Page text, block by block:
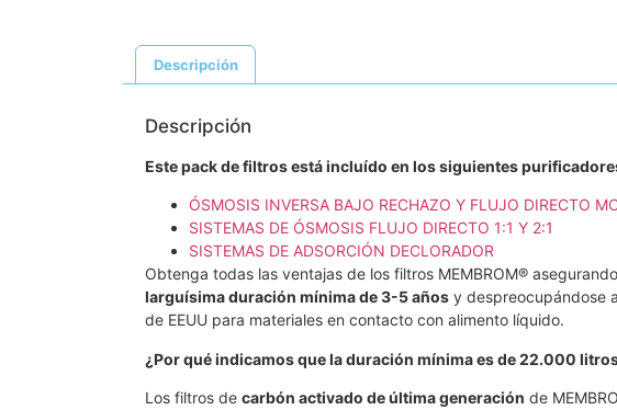
Descripción
Descripción
Este pack de filtros está incluído en los siguientes
ÓSMOSIS INVERSA BAJO RECHAZO Y FLUJO DIRECTO
SISTEMAS DE ÓSMOSIS FLUJO DIRECTO 1:1 Y 2:1
SISTEMAS DE ADSORCIÓN DECLORADOR
Obtenga todas las ventajas de los filtros MEMBROM®
larguísima duración mínima de 3-5 años y despreocupándose
de EEUU para materiales en contacto con alimento líquido.
¿Por qué indicamos que la duración mínima es de 22.000
Los filtros de carbón activado de última generación de